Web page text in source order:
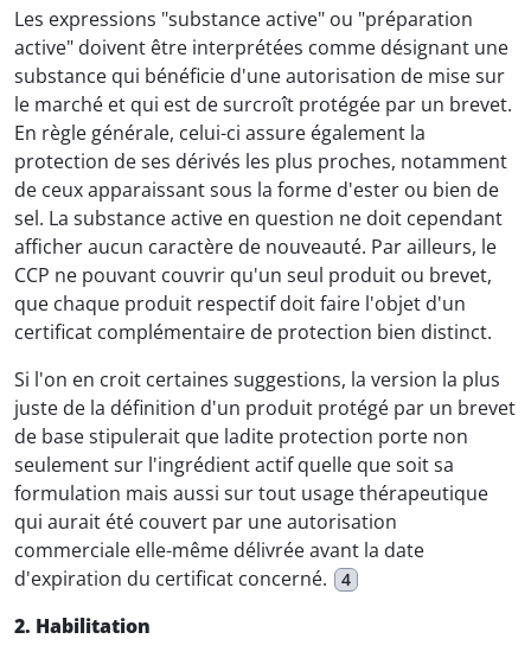
Les expressions "substance active" ou "préparation
active" doivent être interprétées comme désignant une
substance qui bénéficie d'une autorisation de mise sur
le marché et qui est de surcroît protégée par un brevet.
En règle générale, celui-ci assure également la
protection de ses dérivés les plus proches, notamment
de ceux apparaissant sous la forme d'ester ou bien de
sel. La substance active en question ne doit cependant
afficher aucun caractère de nouveauté. Par ailleurs, le
CCP ne pouvant couvrir qu'un seul produit ou brevet,
que chaque produit respectif doit faire l'objet d'un
certificat complémentaire de protection bien distinct.
Si l'on en croit certaines suggestions, la version la plus
juste de la définition d'un produit protégé par un brevet
de base stipulerait que ladite protection porte non
seulement sur l'ingrédient actif quelle que soit sa
formulation mais aussi sur tout usage thérapeutique
qui aurait été couvert par une autorisation
commerciale elle-même délivrée avant la date
d'expiration du certificat concerné.
4
2. Habilitation